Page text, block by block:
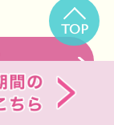
TOP